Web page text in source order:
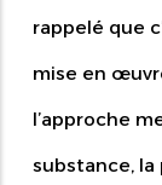
rappelé que
mise en
l’approche
substance, la